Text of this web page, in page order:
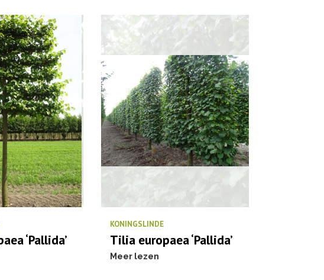
‘Pallida’
KONINGSLINDE
Tilia europaea ‘Pallida’
Meer lezen